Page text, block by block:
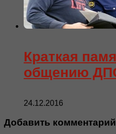
Краткая
общению
24.12.2016
Добавить комментарий